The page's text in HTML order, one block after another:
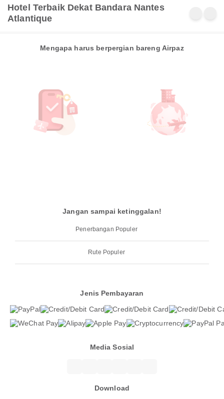
Hotel Terbaik Dekat Bandara Nantes
Atlantique
Mengapa harus berpergian bareng Airpaz
Jangan sampai ketinggalan!
Penerbangan Populer
Rute Populer
Jenis Pembayaran
Media Sosial
Download